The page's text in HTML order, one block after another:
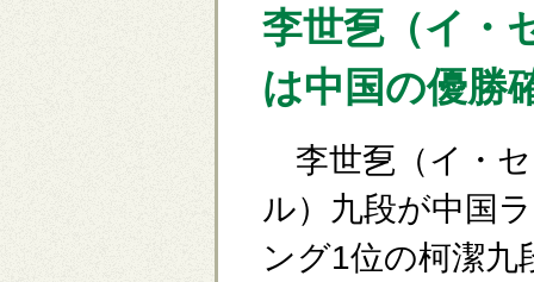
李世乭（イ・
は中国の優勝
李世乭（イ・
ル）九段が中国
ング1位の柯潔九